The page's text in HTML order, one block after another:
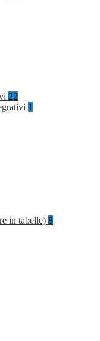
22
1
in tabelle) 8